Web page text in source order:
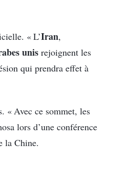
« L’Iran,
unis rejoignent les
qui prendra effet à
« Avec ce sommet, les
lors d’une conférence
la Chine.